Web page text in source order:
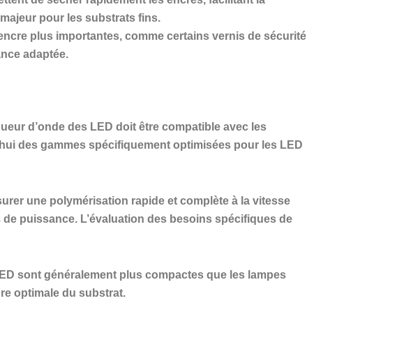
pour les substrats fins.
plus importantes, comme certains vernis de sécurité
adaptée.
d’onde des LED doit être compatible avec les
des gammes spécifiquement optimisées pour les LED
une polymérisation rapide et complète à la vitesse
puissance. L’évaluation des besoins spécifiques de
sont généralement plus compactes que les lampes
optimale du substrat.